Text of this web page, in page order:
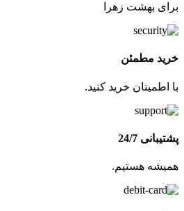
برای بهشت زهرا
خرید مطمئن
با اطمینان خرید کنید.
پشتیبانی 24/7
همیشه هستیم.